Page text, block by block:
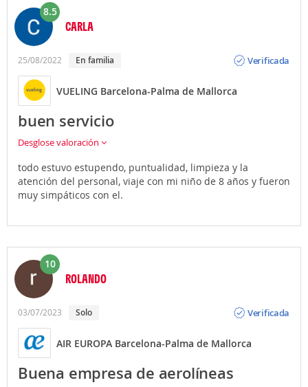
8.5
CARLA
25/08/2022 en familia
Verificada
VUELING Barcelona-Palma de Mallorca
buen servicio
Desglose valoración
todo estuvo estupendo, puntualidad, limpieza y la
atención del personal, viaje con mi niño de 8 años y fueron
muy simpáticos con el.
10
ROLANDO
03/07/2023 solo
Verificada
AIR EUROPA Barcelona-Palma de Mallorca
Buena empresa de aerolíneas